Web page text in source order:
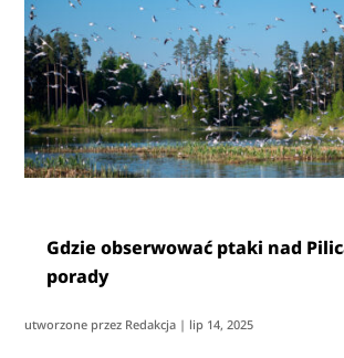
Gdzie obserwować ptaki nad
porady
utworzone przez Redakcja | lip 14, 2025